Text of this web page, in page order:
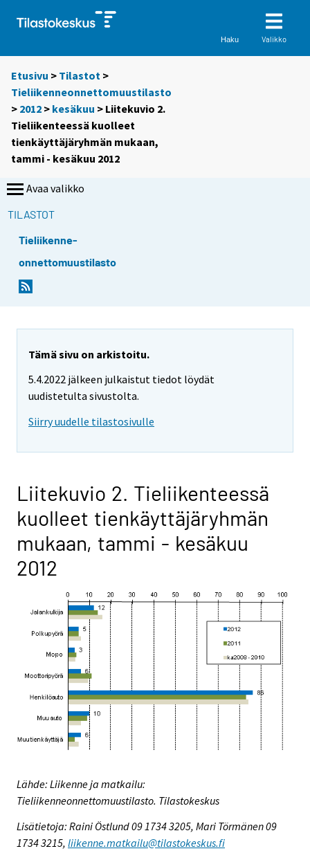
Haku Valikko
Etusivu > Tilastot >
Tieliikenneonnettomuustilasto
> 2012 > kesäkuu > Liitekuvio 2.
Tieliikenteessä kuolleet
tienkäyttäjäryhmän mukaan,
tammi - kesäkuu 2012
Avaa valikko
TILASTOT
Tieliikenne-
onnettomuustilasto
Tämä sivu on arkistoitu.
5.4.2022 jälkeen julkaistut tiedot löydät
uudistetulta sivustolta.
Siirry uudelle tilastosivulle
Liitekuvio 2. Tieliikenteessä
kuolleet tienkäyttäjäryhmän
mukaan, tammi - kesäkuu
2012
Lähde: Liikenne ja matkailu:
Tieliikenneonnettomuustilasto. Tilastokeskus
Lisätietoja: Raini Östlund 09 1734 3205, Mari Törmänen 09
1734 3215, liikenne.matkailu@tilastokeskus.fi